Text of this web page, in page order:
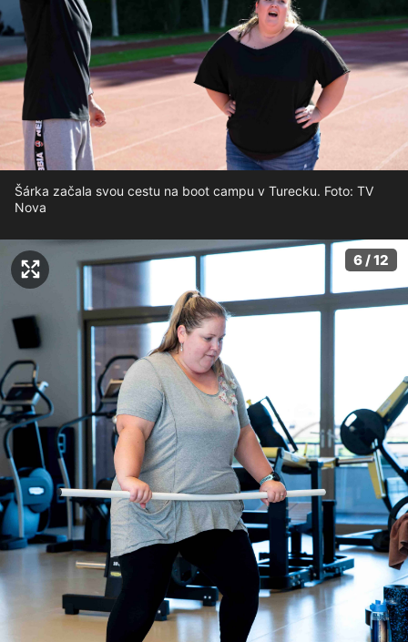
Šárka začala svou cestu na boot campu v Turecku. Foto: TV
Nova
6 / 12